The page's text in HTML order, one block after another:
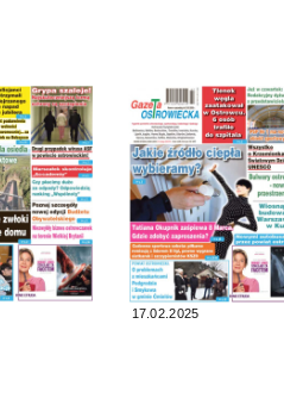
17.02.2025